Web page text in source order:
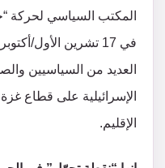
في 17 تشرين الأول/
العديد من السياسيين
الإسرائيلية على قطاع
الإقليم.